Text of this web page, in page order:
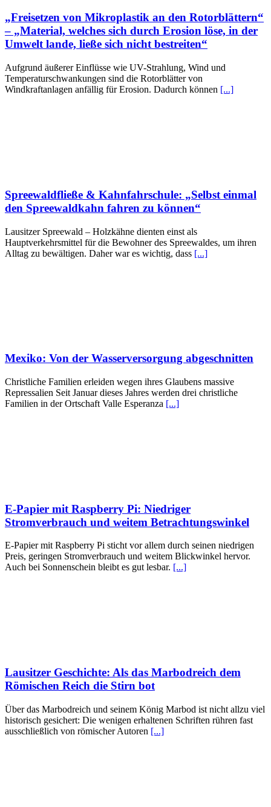
„Freisetzen von Mikroplastik an den Rotorblättern“
– „Material, welches sich durch Erosion löse, in der
Umwelt lande, ließe sich nicht bestreiten“
Aufgrund äußerer Einflüsse wie UV-Strahlung, Wind und
Temperaturschwankungen sind die Rotorblätter von
Windkraftanlagen anfällig für Erosion. Dadurch können [...]
Spreewaldfließe & Kahnfahrschule: „Selbst einmal
den Spreewaldkahn fahren zu können“
Lausitzer Spreewald – Holzkähne dienten einst als
Hauptverkehrsmittel für die Bewohner des Spreewaldes, um ihren
Alltag zu bewältigen. Daher war es wichtig, dass [...]
Mexiko: Von der Wasserversorgung abgeschnitten
Christliche Familien erleiden wegen ihres Glaubens massive
Repressalien Seit Januar dieses Jahres werden drei christliche
Familien in der Ortschaft Valle Esperanza [...]
E-Papier mit Raspberry Pi: Niedriger
Stromverbrauch und weitem Betrachtungswinkel
E-Papier mit Raspberry Pi sticht vor allem durch seinen niedrigen
Preis, geringen Stromverbrauch und weitem Blickwinkel hervor.
Auch bei Sonnenschein bleibt es gut lesbar. [...]
Lausitzer Geschichte: Als das Marbodreich dem
Römischen Reich die Stirn bot
Über das Marbodreich und seinem König Marbod ist nicht allzu viel
historisch gesichert: Die wenigen erhaltenen Schriften rühren fast
ausschließlich von römischer Autoren [...]